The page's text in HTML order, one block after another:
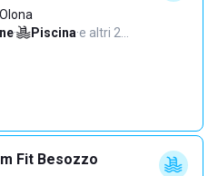
· Piscina·e altri 2…
Fit Besozzo